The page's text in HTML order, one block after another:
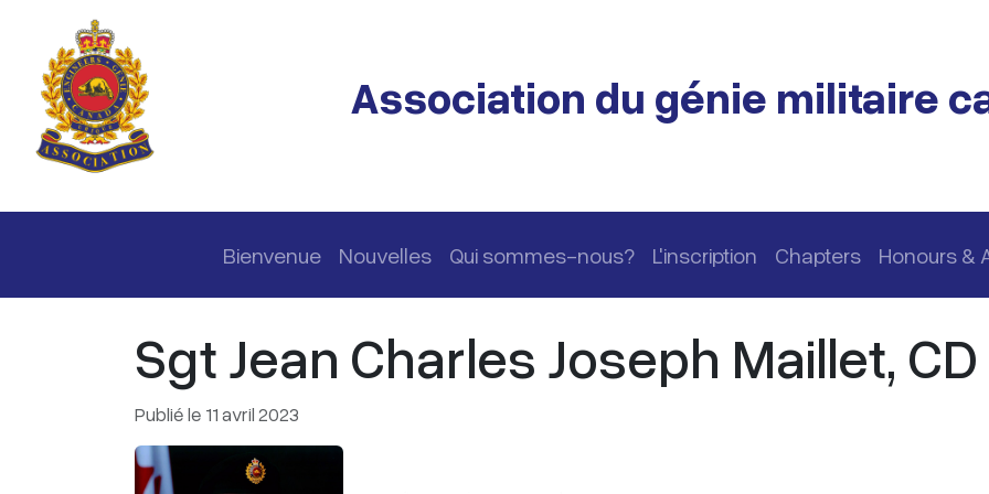
Passer au contenu principal
Association du génie militaire
Navigation principale
Bienvenue Nouvelles Qui sommes-nous? L'inscription Chapters Honours &
Sgt Jean Charles Joseph Maillet, CD
Publié le 11 avril 2023